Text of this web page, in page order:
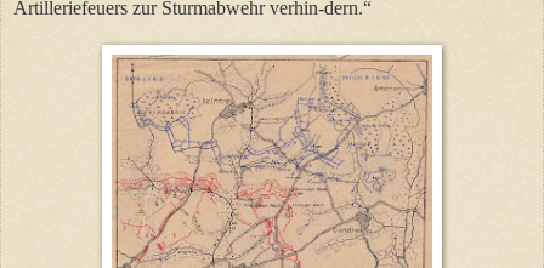
Artilleriefeuers zur Sturmabwehr verhin-dern.“